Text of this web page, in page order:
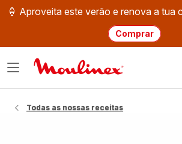
🍦 Aproveita este verão e renova a tua
Comprar
Moulinex
Abrir
Todas as nossas receitas